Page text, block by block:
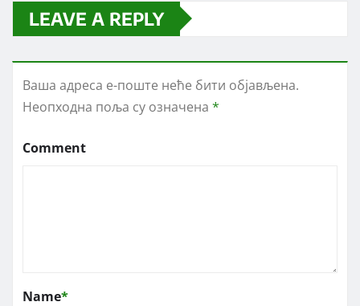
LEAVE A REPLY
Ваша адреса е-поште неће бити објављена.
Неопходна поља су означена *
Comment
Name*